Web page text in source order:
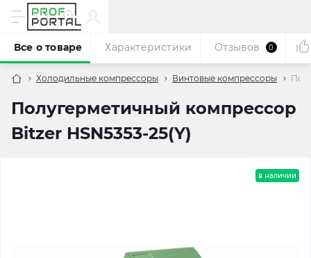
Холодильные компрессоры Винтовые компрессоры
Полугерметичный компрессор
Bitzer HSN5353-25(Y)
Все о товаре Характеристики Отзывов 0
в наличии